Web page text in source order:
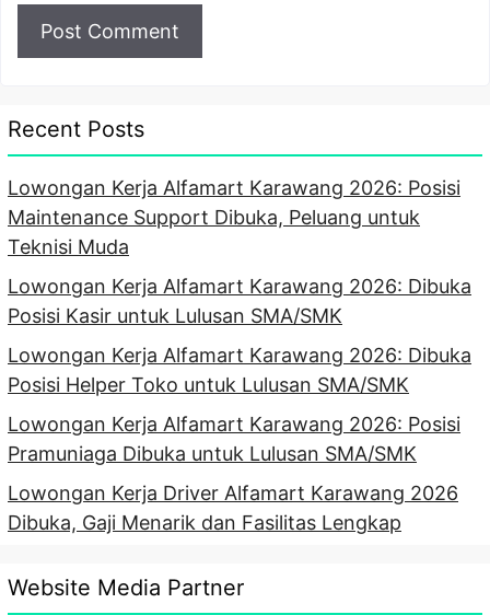
Recent Posts
Lowongan Kerja Alfamart Karawang 2026: Posisi
Maintenance Support Dibuka, Peluang untuk
Teknisi Muda
Lowongan Kerja Alfamart Karawang 2026: Dibuka
Posisi Kasir untuk Lulusan SMA/SMK
Lowongan Kerja Alfamart Karawang 2026: Dibuka
Posisi Helper Toko untuk Lulusan SMA/SMK
Lowongan Kerja Alfamart Karawang 2026: Posisi
Pramuniaga Dibuka untuk Lulusan SMA/SMK
Lowongan Kerja Driver Alfamart Karawang 2026
Dibuka, Gaji Menarik dan Fasilitas Lengkap
Website Media Partner